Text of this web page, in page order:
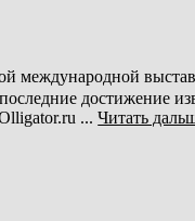
международной
достижение
...Читать